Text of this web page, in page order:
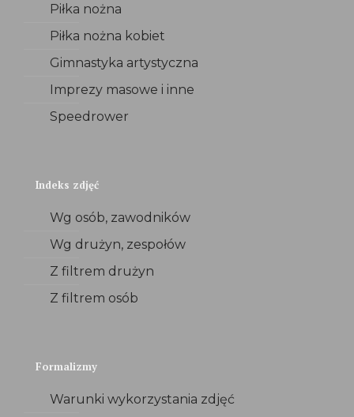
Piłka nożna
Piłka nożna kobiet
Gimnastyka artystyczna
Imprezy masowe i inne
Speedrower
Indeks zdjęć
Wg osób, zawodników
Wg drużyn, zespołów
Z filtrem drużyn
Z filtrem osób
Formalizmy
Warunki wykorzystania zdjęć